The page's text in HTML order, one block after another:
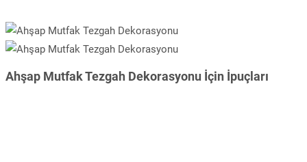
Ahşap Mutfak Tezgah Dekorasyonu İçin İpuçları